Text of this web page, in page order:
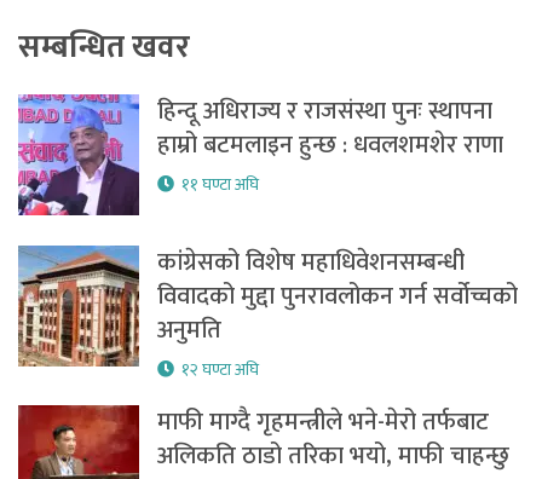
सम्बन्धित खवर
हिन्दू अधिराज्य र राजसंस्था पुनः स्थापना
हाम्रो बटमलाइन हुन्छ : धवलशमशेर राणा
११ घण्टा अघि
कांग्रेसको विशेष महाधिवेशनसम्बन्धी
विवादको मुद्दा पुनरावलोकन गर्न सर्वोच्चको
अनुमति
१२ घण्टा अघि
माफी माग्दै गृहमन्त्रीले भने-मेरो तर्फबाट
अलिकति ठाडो तरिका भयो, माफी चाहन्छु